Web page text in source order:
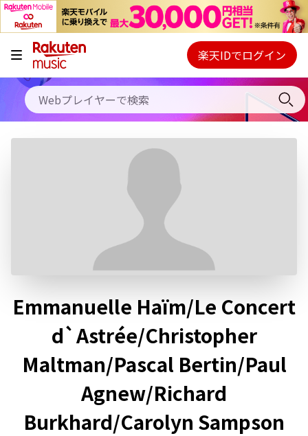
キャンペーン
料金プラン
使い方
Webプレイヤー
ご契約内容の確認・変更
楽天IDでログイン
Emmanuelle Haïm/Le Concert
d`Astrée/Christopher
Maltman/Pascal Bertin/Paul
Agnew/Richard
Burkhard/Carolyn Sampson